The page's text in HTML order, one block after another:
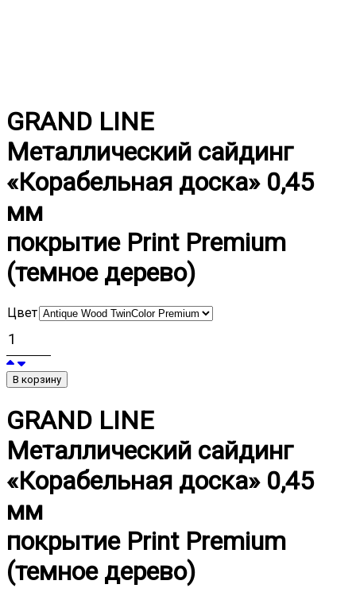
GRAND LINE
Металлический сайдинг
«Корабельная доска» 0,45
мм
покрытие Print Premium
(темное дерево)
Цвет
В корзину
GRAND LINE
Металлический сайдинг
«Корабельная доска» 0,45
мм
покрытие Print Premium
(темное дерево)